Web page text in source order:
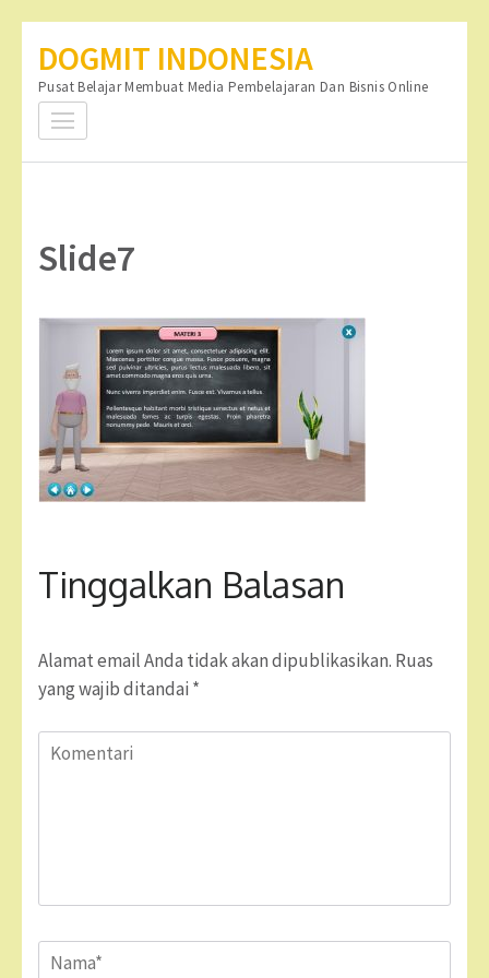
konten
(Tekan
DOGMIT INDONESIA
Pusat Belajar Membuat Media Pembelajaran Dan Bisnis Online
Slide7
Tinggalkan Balasan
Alamat email Anda tidak akan dipublikasikan. Ruas
yang wajib ditandai *
Komentari
Name*